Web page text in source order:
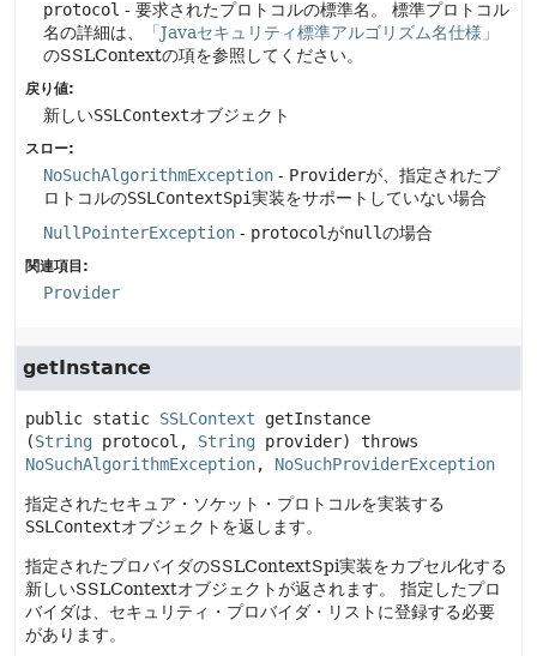
protocol - 要求されたプロトコルの標準名。
標準プロトコル
名の詳細は、
「Javaセキュリティ標準アルゴリズム名仕様」
のSSLContextの項を参照してください。
戻り値:
新しいSSLContextオブジェクト
スロー:
NoSuchAlgorithmException - Providerが、指定されたプ
ロトコルのSSLContextSpi実装をサポートしていない場合
NullPointerException - protocolがnullの場合
関連項目:
Provider
getInstance
public static SSLContext
getInstance
(String protocol, String provider)
throws
NoSuchAlgorithmException, NoSuchProviderException
指定されたセキュア・ソケット・プロトコルを実装する
SSLContextオブジェクトを返します。
指定されたプロバイダのSSLContextSpi実装をカプセル化する
新しいSSLContextオブジェクトが返されます。
指定したプロ
バイダは、セキュリティ・プロバイダ・リストに登録する必要
があります。